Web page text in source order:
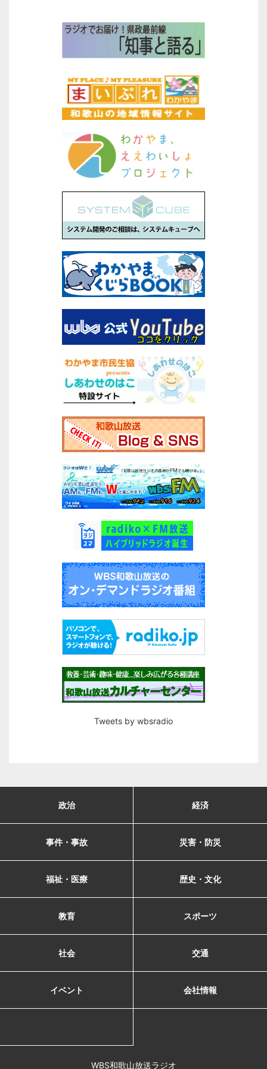
Tweets by wbsradio
政治 経済
事件・事故 災害・防災
福祉・医療 歴史・文化
教育 スポーツ
社会 交通
イベント 会社情報
WBS和歌山放送ラジオ